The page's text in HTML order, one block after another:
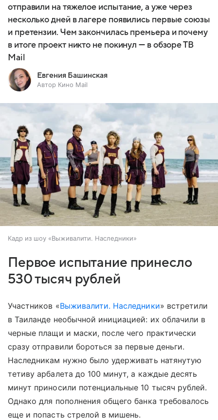
отправили на тяжелое испытание, а уже через
несколько дней в лагере появились первые союзы
и претензии. Чем закончилась премьера и почему
в итоге проект никто не покинул — в обзоре ТВ
Mail
Евгения Башинская
Автор Кино Mail
Кадр из шоу «Выживалити. Наследники»
Первое испытание принесло
530 тысяч рублей
Участников «Выживалити. Наследники» встретили
в Таиланде необычной инициацией: их облачили в
черные плащи и маски, после чего практически
сразу отправили бороться за первые деньги.
Наследникам нужно было удерживать натянутую
тетиву арбалета до 100 минут, а каждые десять
минут приносили потенциальные 10 тысяч рублей.
Однако для пополнения общего банка требовалось
еще и попасть стрелой в мишень.